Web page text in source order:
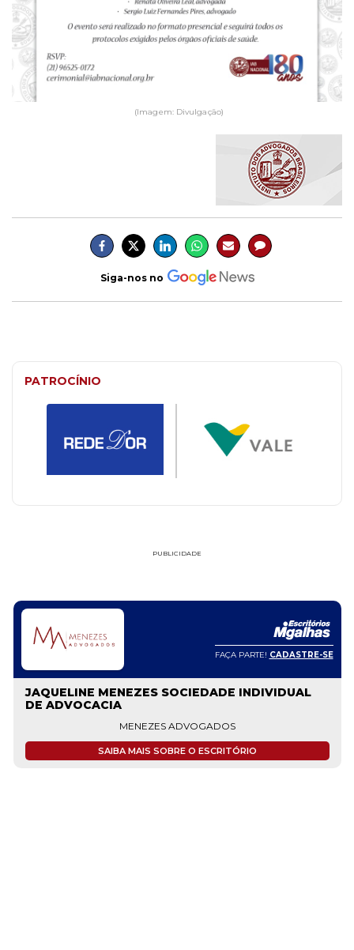
(Imagem: Divulgação)
Siga-nos no
PATROCÍNIO
PUBLICIDADE
FAÇA PARTE! CADASTRE-SE
JAQUELINE MENEZES SOCIEDADE INDIVIDUAL
DE ADVOCACIA
MENEZES ADVOGADOS
SAIBA MAIS SOBRE O ESCRITÓRIO